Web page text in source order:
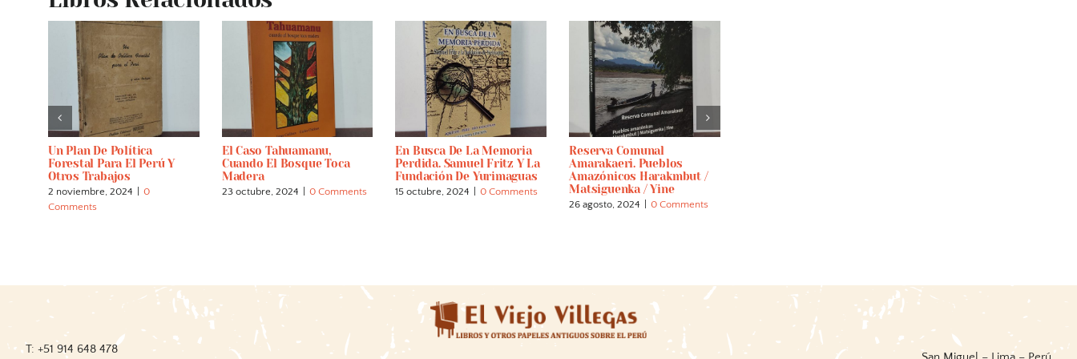
Un Plan De Política
Forestal Para El Perú Y
Otros Trabajos
2 noviembre, 2024
0
Comments
El Caso Tahuamanu,
Cuando El Bosque Toca
Madera
23 octubre, 2024 0 Comments
En Busca De La Memoria
Perdida. Samuel Fritz Y La
Fundación De Yurimaguas
15 octubre, 2024 0 Comments
Reserva Comunal
Amarakaeri. Pueblos
Amazónicos Harakmbut /
Matsiguenka / Yine
26 agosto, 2024 0 Comments
T: +51 914 648 478